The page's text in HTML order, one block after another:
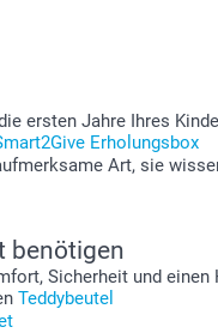
ersten Jahre Ihres
Erholungsbox
Art, sie
benötigen
Sicherheit und
Teddybeutel